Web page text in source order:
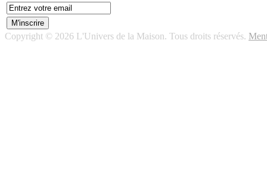
Copyright © 2026 L'Univers de la Maison. Tous droits réservés.